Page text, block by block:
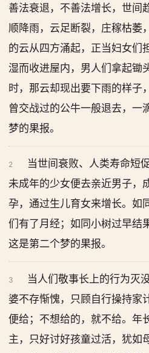
善法衰退，不善法增长，世间
顺降雨，云足断裂，庄稼枯萎
的云从四方涌起，正当妇女们
湿而收进屋内，男人们拿起锄
时，那云却现出要下雨的样子
曾交战过的公牛一般退去，一
梦的果报。
2
当世间衰败、人类寿命短
未成年的少女便去亲近男子，
孕，通过生儿育女来增长。如
们有了月经；如同小树过早结
这是第二个梦的果报。
3
当人们敬事长上的行为灭
婆不存惭愧，只顾自行操持家
便给；不想给的，就不给。年
主，只好讨好孩童过活，犹如